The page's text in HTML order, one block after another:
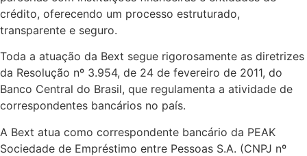
crédito, oferecendo um processo estruturado,
transparente e seguro.
Toda a atuação da Bext segue rigorosamente as diretrizes
da Resolução nº 3.954, de 24 de fevereiro de 2011, do
Banco Central do Brasil, que regulamenta a atividade de
correspondentes bancários no país.
A Bext atua como correspondente bancário da PEAK
Sociedade de Empréstimo entre Pessoas S.A. (CNPJ nº